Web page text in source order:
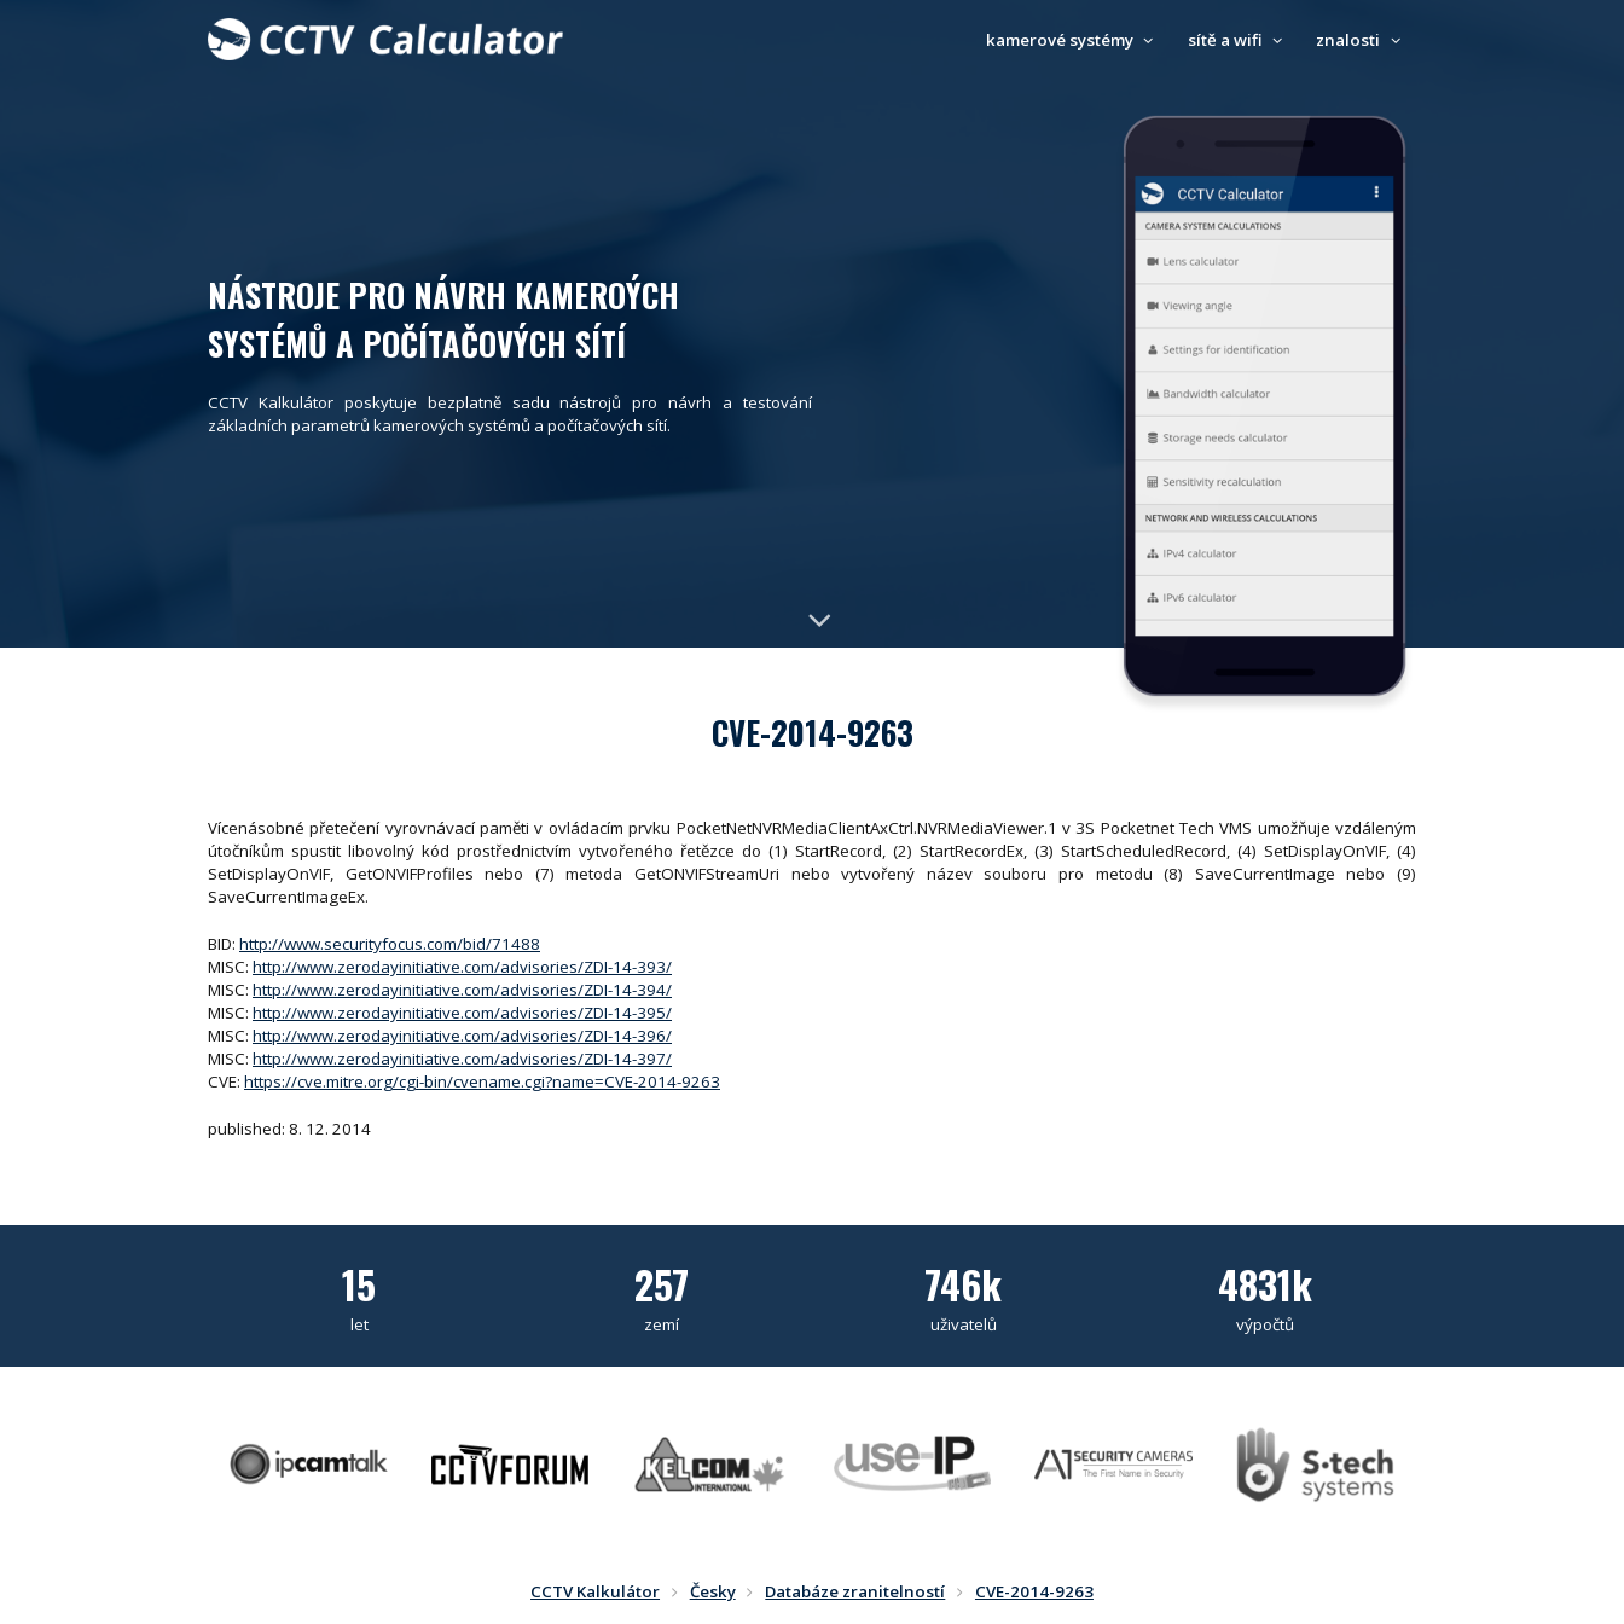
kamerové systémy sítě a wifi znalosti
NÁSTROJE PRO NÁVRH KAMEROÝCH
SYSTÉMŮ A POČÍTAČOVÝCH SÍTÍ
CCTV Kalkulátor poskytuje bezplatně sadu nástrojů pro návrh a testování
základních parametrů kamerových systémů a počítačových sítí.
CVE-2014-9263
Vícenásobné přetečení vyrovnávací paměti v ovládacím prvku PocketNetNVRMediaClientAxCtrl.NVRMediaViewer.1 v 3S Pocketnet Tech VMS umožňuje vzdáleným
útočníkům spustit libovolný kód prostřednictvím vytvořeného řetězce do (1) StartRecord, (2) StartRecordEx, (3) StartScheduledRecord, (4) SetDisplayOnVIF, (4)
SetDisplayOnVIF, GetONVIFProfiles nebo (7) metoda GetONVIFStreamUri nebo vytvořený název souboru pro metodu (8) SaveCurrentImage nebo (9)
SaveCurrentImageEx.
BID: http://www.securityfocus.com/bid/71488
MISC: http://www.zerodayinitiative.com/advisories/ZDI-14-393/
MISC: http://www.zerodayinitiative.com/advisories/ZDI-14-394/
MISC: http://www.zerodayinitiative.com/advisories/ZDI-14-395/
MISC: http://www.zerodayinitiative.com/advisories/ZDI-14-396/
MISC: http://www.zerodayinitiative.com/advisories/ZDI-14-397/
CVE: https://cve.mitre.org/cgi-bin/cvename.cgi?name=CVE-2014-9263
published: 8. 12. 2014
15
let
257
zemí
746k
uživatelů
4831k
výpočtů
CCTV Kalkulátor Česky Databáze zranitelností CVE-2014-9263